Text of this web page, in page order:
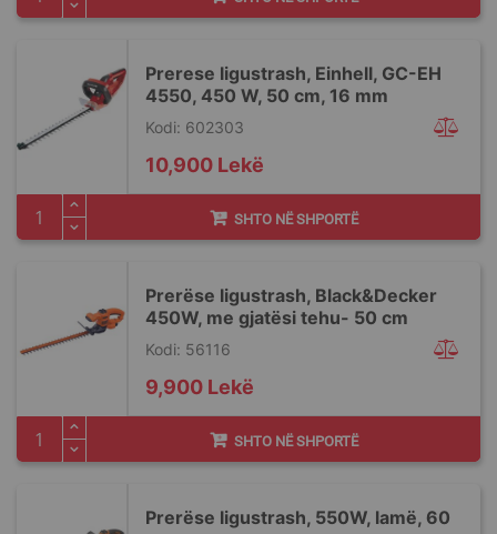
Prerese ligustrash, Einhell, GC-EH
4550, 450 W, 50 cm, 16 mm
Kodi: 602303
10,900 Lekë
SHTO NË SHPORTË
Prerëse ligustrash, Black&Decker
450W, me gjatësi tehu- 50 cm
Kodi: 56116
9,900 Lekë
SHTO NË SHPORTË
Prerëse ligustrash, 550W, lamë, 60